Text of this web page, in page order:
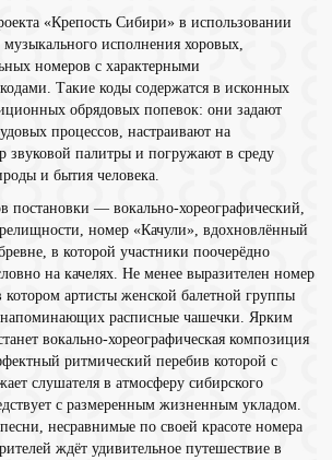
«Крепость Сибири» в использовании
исполнения хоровых,
номеров с характерными
Такие коды содержатся в исконных
обрядовых попевок: они задают
процессов, настраивают на
звуковой палитры и погружают в среду
и бытия человека.
постановки — вокально-хореографический,
номер «Качули», вдохновлённый
в которой участники поочерёдно
на качелях. Не менее выразителен номер
артисты женской балетной группы
напоминающих расписные чашечки. Ярким
вокально-хореографическая композиция
ритмический перебив которой с
слушателя в атмосферу сибирского
с размеренным жизненным укладом.
несравнимые по своей красоте номера
ждёт удивительное путешествие в